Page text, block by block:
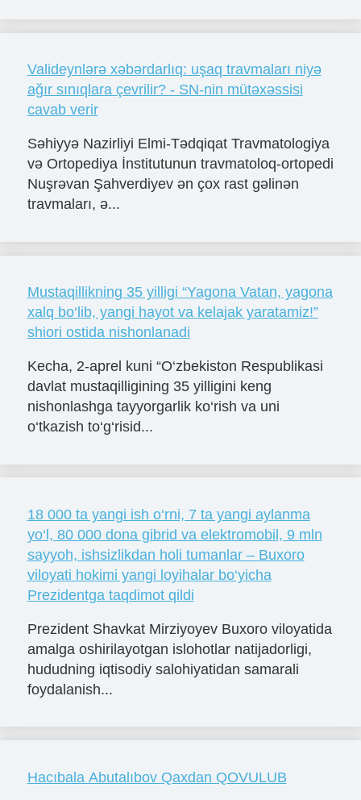
Valideynlərə xəbərdarlıq: uşaq travmaları niyə
ağır sınıqlara çevrilir? - SN-nin mütəxəssisi
cavab verir
Səhiyyə Nazirliyi Elmi-Tədqiqat Travmatologiya
və Ortopediya İnstitutunun travmatoloq-ortopedi
Nuşrəvan Şahverdiyev ən çox rast gəlinən
travmaları, ə...
Mustaqillikning 35 yilligi “Yagona Vatan, yagona
xalq bo‘lib, yangi hayot va kelajak yaratamiz!”
shiori ostida nishonlanadi
Kecha, 2-aprel kuni “O‘zbekiston Respublikasi
davlat mustaqilligining 35 yilligini keng
nishonlashga tayyorgarlik ko‘rish va uni
o‘tkazish to‘g‘risid...
18 000 ta yangi ish o‘rni, 7 ta yangi aylanma
yo‘l, 80 000 dona gibrid va elektromobil, 9 mln
sayyoh, ishsizlikdan holi tumanlar – Buxoro
viloyati hokimi yangi loyihalar bo‘yicha
Prezidentga taqdimot qildi
Prezident Shavkat Mirziyoyev Buxoro viloyatida
amalga oshirilayotgan islohotlar natijadorligi,
hududning iqtisodiy salohiyatidan samarali
foydalanish...
Hacıbala Abutalıbov Qaxdan QOVULUB